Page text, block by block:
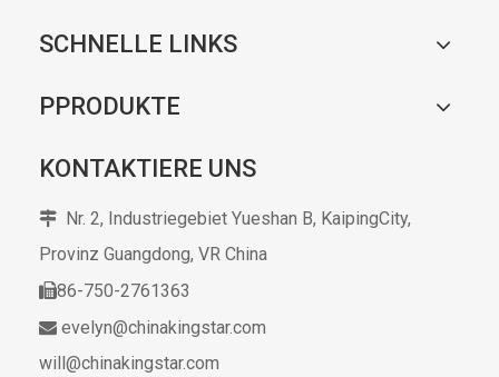
SCHNELLE LINKS
PPRODUKTE
KONTAKTIERE UNS
 Nr. 2, Industriegebiet Yueshan B, KaipingCity,
Provinz Guangdong, VR China
86-750-2761363
 evelyn@chinakingstar.com
will@chinakingstar.com